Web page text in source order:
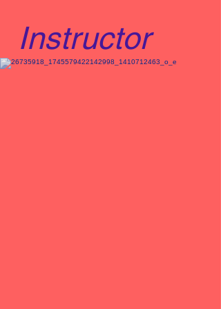
Instructor